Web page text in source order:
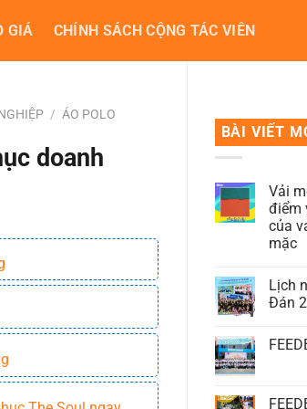
GIÁ CHÍNH SÁCH CỘNG TÁC VIÊN
BÀI VIẾT
Vải
điểm
của
mặc
Lịch
Đán
/ ÁO POLO
doanh